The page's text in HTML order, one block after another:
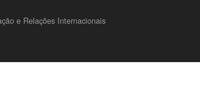
e Relações Internacionais